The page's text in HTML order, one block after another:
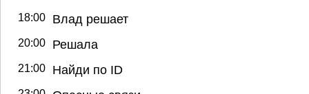
18:00 Влад решает
20:00 Решала
21:00 Найди по ID